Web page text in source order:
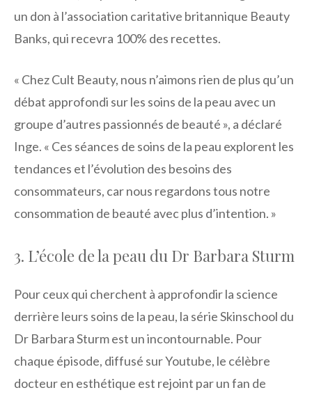
un don à l’association caritative britannique Beauty
Banks, qui recevra 100% des recettes.
« Chez Cult Beauty, nous n’aimons rien de plus qu’un
débat approfondi sur les soins de la peau avec un
groupe d’autres passionnés de beauté », a déclaré
Inge. « Ces séances de soins de la peau explorent les
tendances et l’évolution des besoins des
consommateurs, car nous regardons tous notre
consommation de beauté avec plus d’intention. »
3. L’école de la peau du Dr Barbara Sturm
Pour ceux qui cherchent à approfondir la science
derrière leurs soins de la peau, la série Skinschool du
Dr Barbara Sturm est un incontournable. Pour
chaque épisode, diffusé sur Youtube, le célèbre
docteur en esthétique est rejoint par un fan de